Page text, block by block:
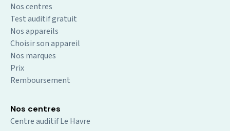
Nos centres
Test auditif gratuit
Nos appareils
Choisir son appareil
Nos marques
Prix
Remboursement
Nos centres
Centre auditif Le Havre